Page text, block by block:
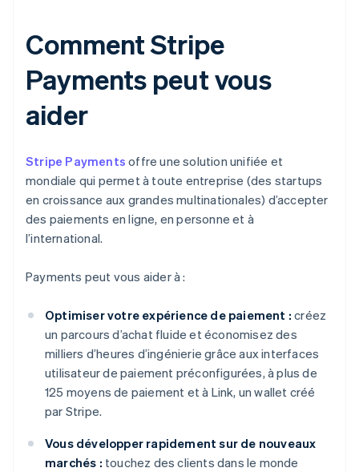
Comment Stripe
Payments peut vous
aider
Stripe Payments offre une solution unifiée et
mondiale qui permet à toute entreprise (des startups
en croissance aux grandes multinationales) d’accepter
des paiements en ligne, en personne et à
l’international.
Payments peut vous aider à :
Optimiser votre expérience de paiement : créez
un parcours d’achat fluide et économisez des
milliers d’heures d’ingénierie grâce aux interfaces
utilisateur de paiement préconfigurées, à plus de
125 moyens de paiement et à Link, un wallet créé
par Stripe.
Vous développer rapidement sur de nouveaux
marchés : touchez des clients dans le monde